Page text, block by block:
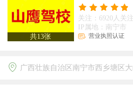
共13张
关注：6920人关注
IP属地：南宁市
营业执照认证
广西壮族自治区南宁市西乡塘区